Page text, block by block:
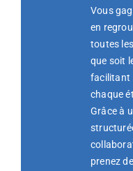
Vous
en
toutes
que soit
facilitant
chaque
Grâce à
prenez